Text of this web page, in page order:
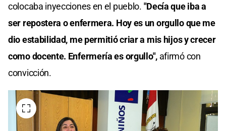
colocaba inyecciones en el pueblo. "Decía que iba a
ser repostera o enfermera. Hoy es un orgullo que me
dio estabilidad, me permitió criar a mis hijos y crecer
como docente. Enfermería es orgullo", afirmó con
convicción.